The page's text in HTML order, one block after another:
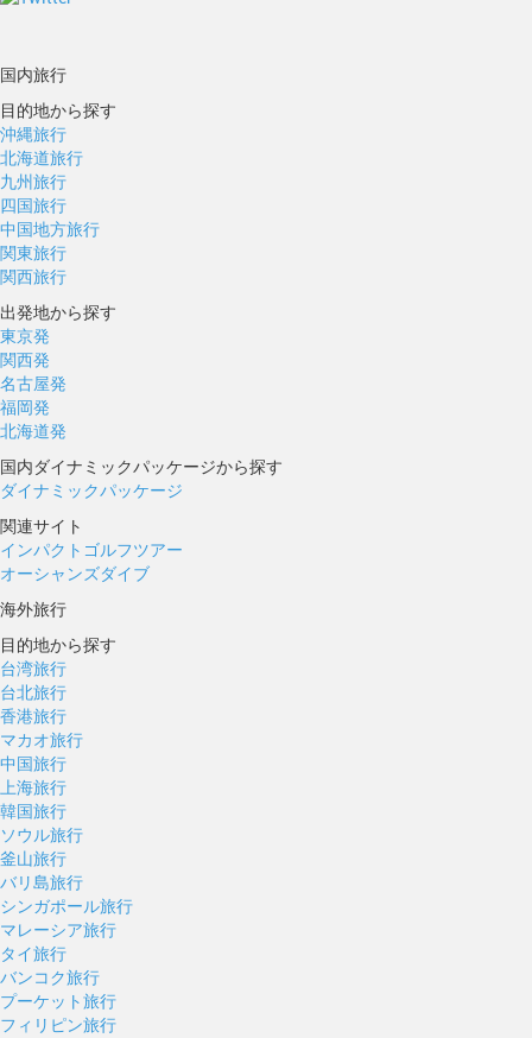
国内旅行
目的地から探す
沖縄旅行
北海道旅行
九州旅行
四国旅行
中国地方旅行
関東旅行
関西旅行
出発地から探す
東京発
関西発
名古屋発
福岡発
北海道発
国内ダイナミックパッケージから探す
ダイナミックパッケージ
関連サイト
インパクトゴルフツアー
オーシャンズダイブ
海外旅行
目的地から探す
台湾旅行
台北旅行
香港旅行
マカオ旅行
中国旅行
上海旅行
韓国旅行
ソウル旅行
釜山旅行
バリ島旅行
シンガポール旅行
マレーシア旅行
タイ旅行
バンコク旅行
プーケット旅行
フィリピン旅行